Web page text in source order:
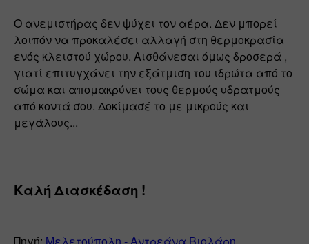
Ο ανεμιστήρας δεν ψύχει τον αέρα. Δεν μπορεί
λοιπόν να προκαλέσει αλλαγή στη θερμοκρασία
ενός κλειστού χώρου. Αισθάνεσαι όμως δροσερά ,
γιατί επιτυγχάνει την εξάτμιση του ιδρώτα από το
σώμα και απομακρύνει τους θερμούς υδρατμούς
από κοντά σου. Δοκίμασέ το με μικρούς και
μεγάλους...
Καλή Διασκέδαση !
Πηγή: Μελετούπολη - Αντρεάνα Βιολάρη